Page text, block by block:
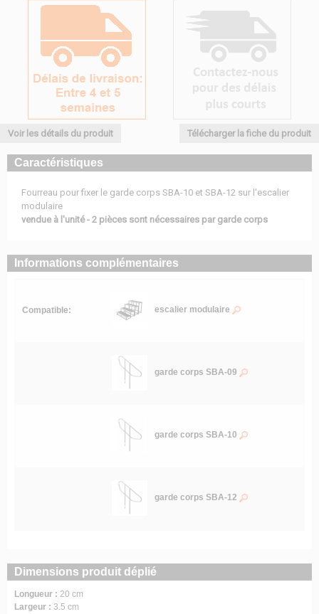
Voir les détails du produit Télécharger la fiche du produit
Caractéristiques
Fourreau pour fixer le garde corps SBA-10 et SBA-12 sur l'escalier
modulaire
vendue à l'unité - 2 pièces sont nécessaires par garde corps
Informations complémentaires
Compatible: escalier modulaire
garde corps SBA-09
garde corps SBA-10
garde corps SBA-12
Dimensions produit déplié
Longueur : 20 cm
Largeur : 3.5 cm